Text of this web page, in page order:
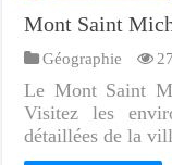
Mont Saint
Géographie
Le Mont Saint
Visitez les
détaillées de la